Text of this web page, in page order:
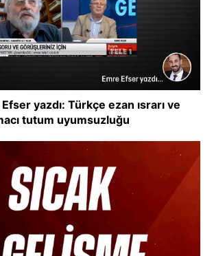
yazdı: Türkçe ezan ısrarı ve
tutum uyumsuzluğu